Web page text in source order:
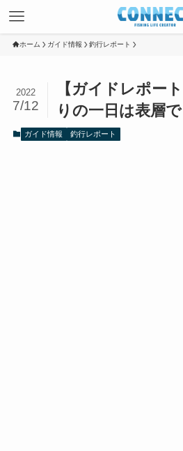
ホーム ガイド情報 釣行レポート
【ガイドレポー
りの一日は表層で
2022
7/12
ガイド情報 釣行レポート